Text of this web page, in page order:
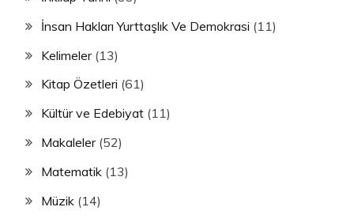
İnsan Hakları Yurttaşlık Ve Demokrasi (11)
Kelimeler(13)
Kitap Özetleri (61)
Kültür ve Edebiyat (11)
Makaleler(52)
Matematik (13)
Müzik (14)